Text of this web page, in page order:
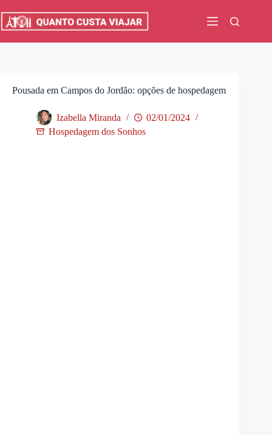
para
Pousada em Campos do Jordão: opções de hospedagem
Izabella Miranda
02/01/2024
Hospedagem dos Sonhos